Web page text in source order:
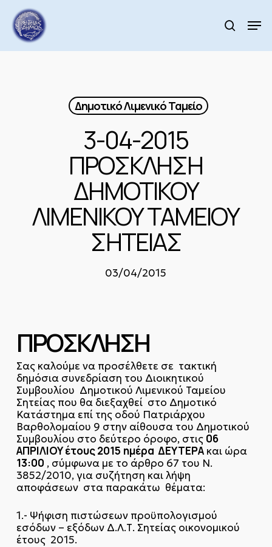
main
content
search
Δημοτικό Λιμενικό Ταμείο
3-04-2015
ΠΡΟΣΚΛΗΣΗ
ΔΗΜΟΤΙΚΟΥ
ΛΙΜΕΝΙΚΟΥ ΤΑΜΕΙΟΥ
ΣΗΤΕΙΑΣ
03/04/2015
ΠΡΟΣΚΛΗΣΗ
Σας καλούμε να προσέλθετε σε τακτική
δημόσια συνεδρίαση του Διοικητικού
Συμβουλίου Δημοτικού Λιμενικού Ταμείου
Σητείας που θα διεξαχθεί στο Δημοτικό
Κατάστημα επί της οδού Πατριάρχου
Βαρθολομαίου 9 στην αίθουσα του Δημοτικού
Συμβουλίου στο δεύτερο όροφο, στις 06
ΑΠΡΙΛΙΟΥ έτους 2015 ημέρα ΔΕΥΤΕΡΑκαι ώρα
13:00 , σύμφωνα με το άρθρο 67 του Ν.
3852/2010, για συζήτηση και λήψη
αποφάσεων στα παρακάτω θέματα:
1.- Ψήφιση πιστώσεων προϋπολογισμού
εσόδων – εξόδων Δ.Λ.Τ. Σητείας οικονομικού
έτους 2015.
Menu